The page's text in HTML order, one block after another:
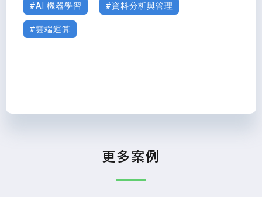
AI 機器學習 資料分析與管理
雲端運算
更多案例